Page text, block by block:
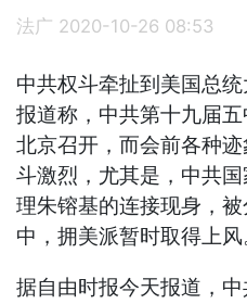
法广 2020-10-26 08:53
中共权斗牵扯到美国总
报道称，中共第十九届
北京召开，而会前各种
斗激烈，尤其是，中共
理朱镕基的连接现身，
中，拥美派暂时取得上风
据自由时报今天报道，中